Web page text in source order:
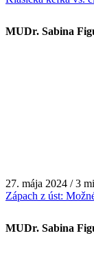
MUDr. Sabina
27. mája 2024 / 3
Zápach z úst:
MUDr. Sabina